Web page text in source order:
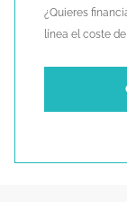
¿Quieres
línea el coste